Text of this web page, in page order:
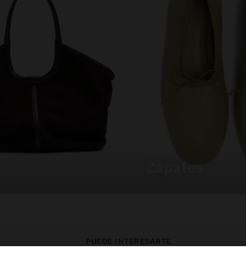
PUEDE INTERESARTE